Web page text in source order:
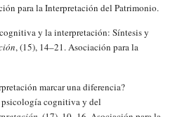
para la Interpretación del Patrimonio.
y la interpretación: Síntesis y
, (15), 14–21. Asociación para la
marcar una diferencia?
psicología cognitiva y del